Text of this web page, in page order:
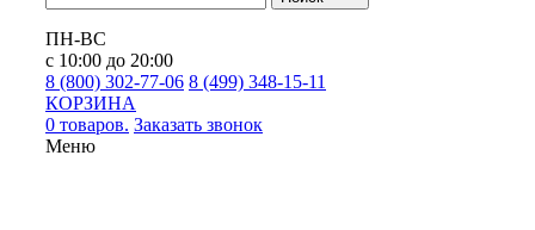
ПН-ВС
с 10:00 до 20:00
8 (800) 302-77-06 8 (499) 348-15-11
КОРЗИНА
0 товаров. Заказать звонок
Меню